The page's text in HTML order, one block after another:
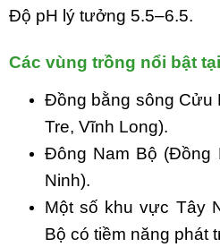
Độ pH lý tưởng 5.5–6.5.
Các vùng trồng nổi bật
Đồng bằng sông Cửu
Tre, Vĩnh Long).
Đông Nam Bộ (Đồng
Ninh).
Một số khu vực Tây
Bộ có tiềm năng phát